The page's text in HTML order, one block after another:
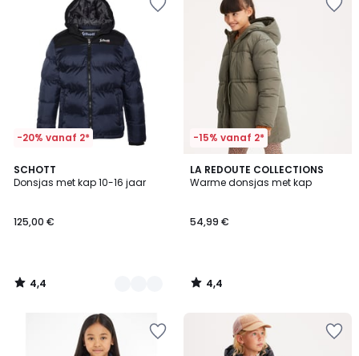
-20% vanaf 2*
SCHOTT
Donsjas met kap 10-16 jaar
125,00 €
4,4
/ 5
2
Kleuren
4,4
/
-15% vanaf 2*
LA REDOUTE COLLECTIONS
Warme donsjas met kap
54,99 €
4,4
/ 5
4,4
/